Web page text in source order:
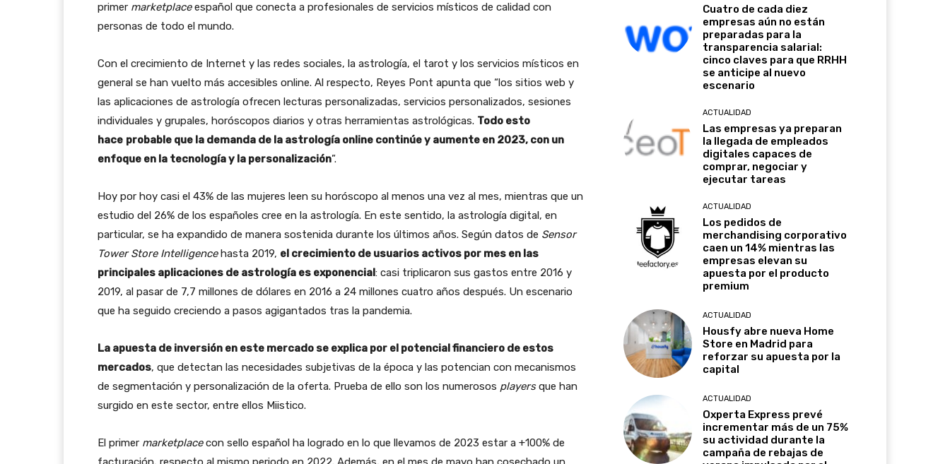
primer marketplaceespañol que conecta a profesionales de servicios místicos de calidad con
personas de todo el mundo.
Con el crecimiento de Internet y las redes sociales, la astrología, el tarot y los servicios místicos en
general se han vuelto más accesibles online. Al respecto, Reyes Pont apunta que “los sitios web y
las aplicaciones de astrología ofrecen lecturas personalizadas, servicios personalizados, sesiones
individuales y grupales, horóscopos diarios y otras herramientas astrológicas. Todo esto
hace probable que la demanda de la astrología online continúe y aumente en 2023, con un
enfoque en la tecnología y la personalización”.
Hoy por hoy casi el 43% de las mujeres leen su horóscopo al menos una vez al mes, mientras que un
estudio del 26% de los españoles cree en la astrología. En este sentido, la astrología digital, en
particular, se ha expandido de manera sostenida durante los últimos años. Según datos de Sensor
Tower Store Intelligencehasta 2019, el crecimiento de usuarios activos por mes en las
principales aplicaciones de astrología es exponencial: casi triplicaron sus gastos entre 2016 y
2019, al pasar de 7,7 millones de dólares en 2016 a 24 millones cuatro años después. Un escenario
que ha seguido creciendo a pasos agigantados tras la pandemia.
La apuesta de inversión en este mercado se explica por el potencial financiero de estos
mercados, que detectan las necesidades subjetivas de la época y las potencian con mecanismos
de segmentación y personalización de la oferta. Prueba de ello son los numerosos playersque han
surgido en este sector, entre ellos Miistico.
El primer marketplacecon sello español ha logrado en lo que llevamos de 2023 estar a +100% de
Cuatro de cada diez
empresas aún no están
preparadas para la
transparencia salarial:
cinco claves para que RRHH
se anticipe al nuevo
escenario
ACTUALIDAD
Las empresas ya preparan
la llegada de empleados
digitales capaces de
comprar, negociar y
ejecutar tareas
ACTUALIDAD
Los pedidos de
merchandising corporativo
caen un 14% mientras las
empresas elevan su
apuesta por el producto
premium
ACTUALIDAD
Housfy abre nueva Home
Store en Madrid para
reforzar su apuesta por la
capital
ACTUALIDAD
Oxperta Express prevé
incrementar más de un 75%
su actividad durante la
campaña de rebajas de